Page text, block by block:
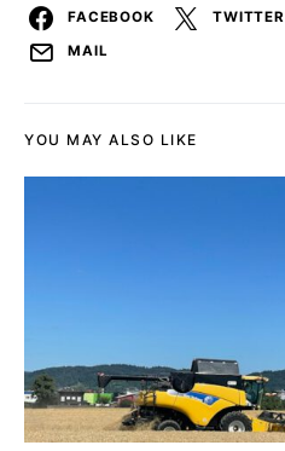
FACEBOOK TWITTER
MAIL
YOU MAY ALSO LIKE